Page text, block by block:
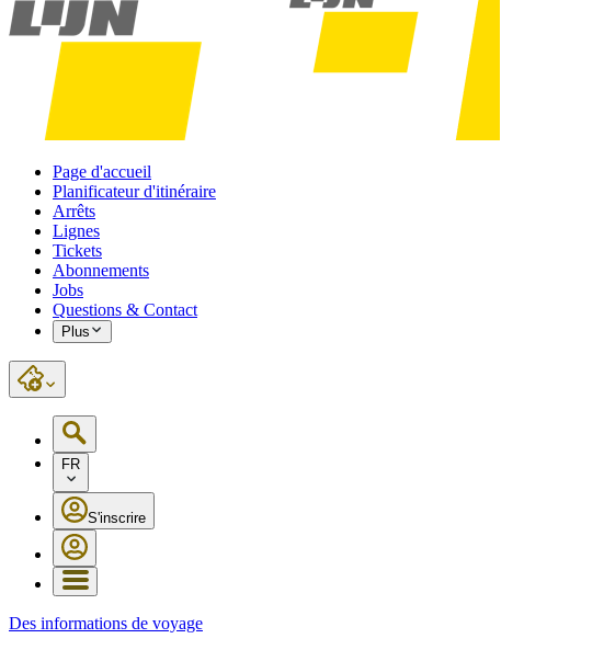
Page d'accueil
Planificateur d'itinéraire
Arrêts
Lignes
Tickets
Abonnements
Jobs
Questions & Contact
Plus
FR
S'inscrire
Des informations de voyage